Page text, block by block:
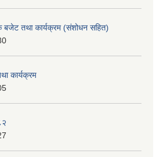
बजेट तथा कार्यक्रम (संशोधन सहित)
कार्यक्रम